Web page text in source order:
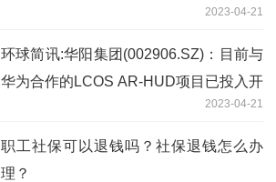
2023-04-21
环球简讯:华阳集团(002906.SZ)：目前与
华为合作的LCOS AR-HUD项目已投入开
2023-04-21
职工社保可以退钱吗？社保退钱怎么办
理？